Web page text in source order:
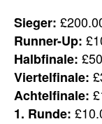
Sieger:
Runner-Up:
Halbfinale:
Viertelfinale:
Achtelfinale:
1. Runde: